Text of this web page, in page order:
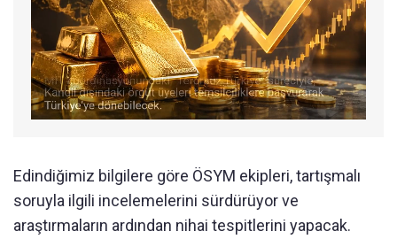
Edindiğimiz bilgilere göre ÖSYM ekipleri, tartışmalı
soruyla ilgili incelemelerini sürdürüyor ve
araştırmaların ardından nihai tespitlerini yapacak.